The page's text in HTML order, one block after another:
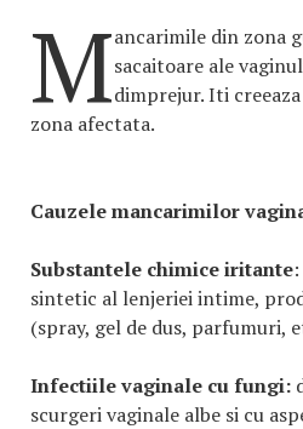
Mancarimile din zona
sacaitoare ale
dimprejur. Iti
zona afectata.
Cauzele mancarimilor
Substantele chimice iritante
sintetic al lenjeriei intime,
(spray, gel de dus, parfumuri,
Infectiile vaginale cu fungi:
scurgeri vaginale albe si cu